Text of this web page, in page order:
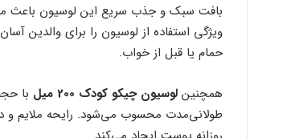
بافت سبک و جذب سریع این لوسیون باعث
ویژگی استفاده از لوسیون را برای
حمام یا قبل از خواب.
همچنین لوسیون چیکو کودک 200 میل
با
طولانی‌مدت محسوب می‌شود. رایحه ملایم و